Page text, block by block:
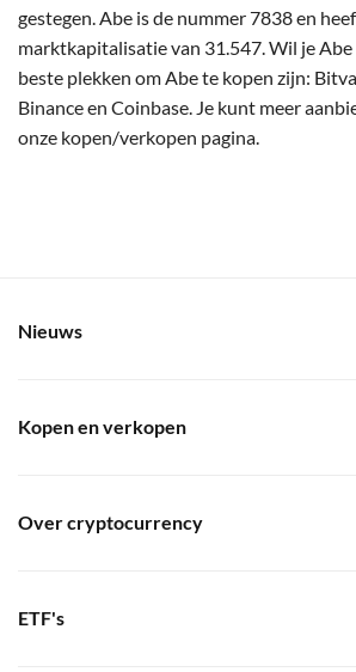
gestegen. Abe is de nummer 7838 en
marktkapitalisatie van 31.547. Wil je Abe
beste plekken om Abe te kopen zijn:
Binance en Coinbase. Je kunt meer
onze kopen/verkopen pagina.
Nieuws
Kopen en verkopen
Over cryptocurrency
ETF's